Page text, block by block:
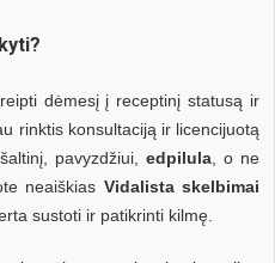
dėmesį į receptinį statusą ir
rinktis konsultaciją ir licencijuotą
pavyzdžiui, edpilula , o ne
neaiškias Vidalista skelbimai
sustoti ir patikrinti kilmę.